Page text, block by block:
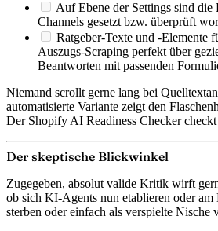
Auf Ebene der Settings sind die
Channels gesetzt bzw. überprüft
Ratgeber-Texte und -Elemente
Auszugs-Scraping perfekt über
Beantworten mit passenden
Niemand scrollt gerne lang bei
automatisierte Variante zeigt den
Der Shopify AI Readiness Checkercheckt
Der skeptische Blickwinkel
Zugegeben, absolut valide Kritik wirft
ob sich KI-Agents nun etablieren oder am
sterben oder einfach als verspielte Nische